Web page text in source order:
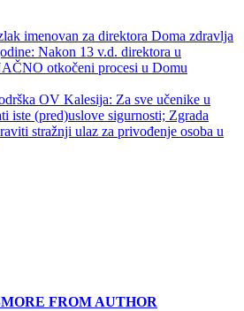
imenovan za direktora Doma zdravlja
Nakon 13 v.d. direktora u
otkočeni procesi u Domu
OV Kalesija: Za sve učenike u
iste (pred)uslove sigurnosti; Zgrada
stražnji ulaz za privođenje osoba u
MORE FROM AUTHOR